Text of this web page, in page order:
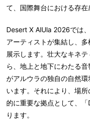
て、国際舞台における存在
Desert X AlUla 2026では
アーティストが集結し、
展示します。壮大なキネ
ら、地上と地下にわたる
がアルウラの独自の自然
います。それにより、場
的に重要な拠点として、
ります。